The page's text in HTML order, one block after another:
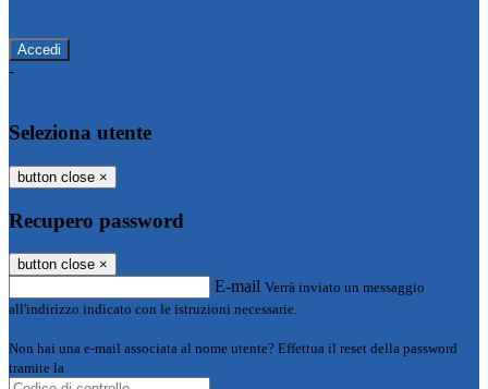
-
Seleziona utente
button close ×
Recupero password
button close ×
E-mail Verrà inviato un messaggio
all'indirizzo indicato con le istruzioni necessarie.
Non hai una e-mail associata al nome utente? Effettua il reset della password
tramite la